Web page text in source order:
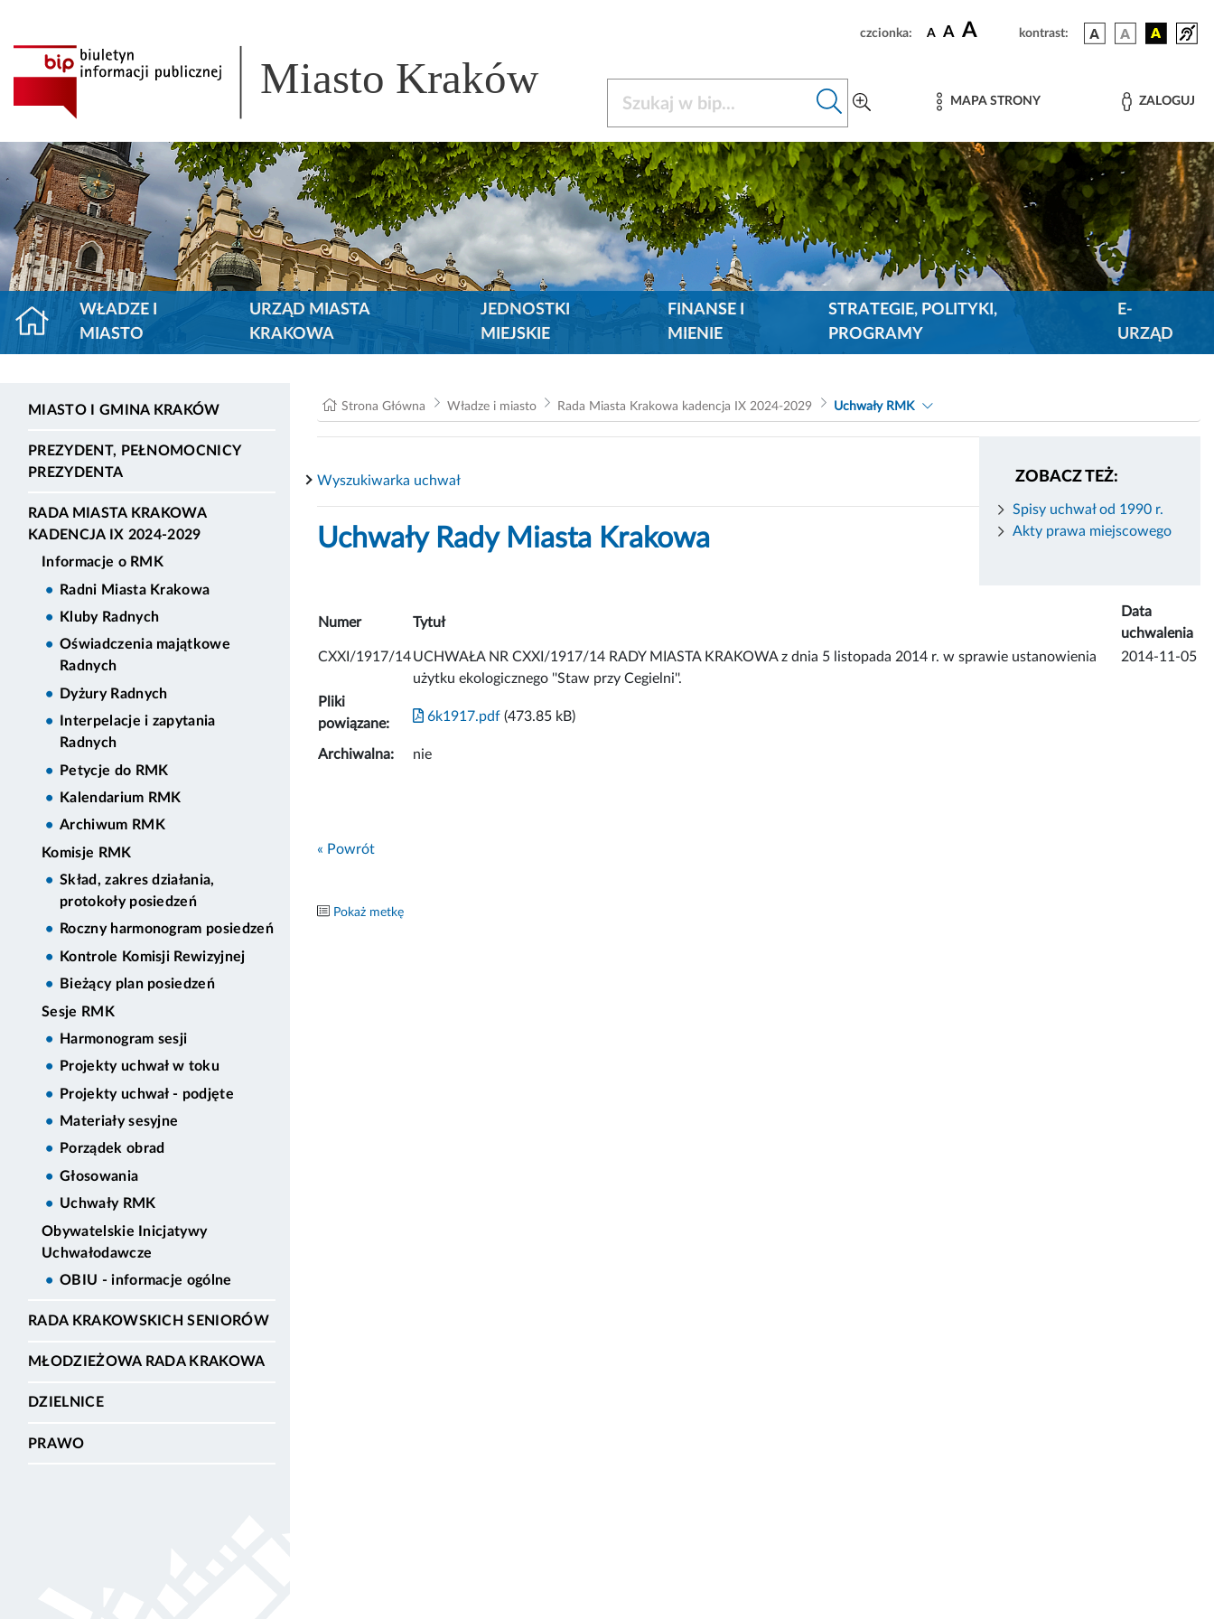
czcionka: A A A kontrast:
Miasto Kraków MAPA STRONY ZALOGUJ
WŁADZE I
MIASTO
URZĄD MIASTA
KRAKOWA
JEDNOSTKI
MIEJSKIE
FINANSE I
MIENIE
STRATEGIE, POLITYKI,
PROGRAMY
E-
URZĄD
MIASTO I GMINA KRAKÓW
PREZYDENT, PEŁNOMOCNICY
PREZYDENTA
RADA MIASTA KRAKOWA
KADENCJA IX 2024-2029
Informacje o RMK
Radni Miasta Krakowa
Kluby Radnych
Oświadczenia majątkowe
Radnych
Dyżury Radnych
Interpelacje i zapytania
Radnych
Petycje do RMK
Kalendarium RMK
Archiwum RMK
Komisje RMK
Skład, zakres działania,
protokoły posiedzeń
Roczny harmonogram posiedzeń
Kontrole Komisji Rewizyjnej
Bieżący plan posiedzeń
Sesje RMK
Harmonogram sesji
Projekty uchwał w toku
Projekty uchwał - podjęte
Materiały sesyjne
Porządek obrad
Głosowania
Uchwały RMK
Obywatelskie Inicjatywy
Uchwałodawcze
OBIU - informacje ogólne
RADA KRAKOWSKICH SENIORÓW
MŁODZIEŻOWA RADA KRAKOWA
DZIELNICE
PRAWO
Strona Główna Władze i miasto Rada Miasta Krakowa kadencja IX 2024-2029 Uchwały RMK
ZOBACZ TEŻ:
Spisy uchwał od 1990 r.
Akty prawa miejscowego
Wyszukiwarka uchwał
Uchwały Rady Miasta Krakowa
Numer Tytuł
Data
uchwalenia
CXXI/1917/14UCHWAŁA NR CXXI/1917/14 RADY MIASTA KRAKOWA z dnia 5 listopada 2014 r. w sprawie ustanowienia
użytku ekologicznego ''Staw przy Cegielni''.
2014-11-05
Pliki
powiązane:
6k1917.pdf (473.85 kB)
Archiwalna: nie
« Powrót
Pokaż metkę